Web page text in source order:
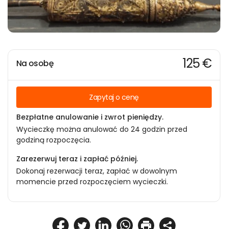
Na osobę 125 €
Zapytaj o cenę
Bezpłatne anulowanie i zwrot pieniędzy.
Wycieczkę można anulować do 24 godzin przed
godziną rozpoczęcia.
Zarezerwuj teraz i zapłać później.
Dokonaj rezerwacji teraz, zapłać w dowolnym
momencie przed rozpoczęciem wycieczki.